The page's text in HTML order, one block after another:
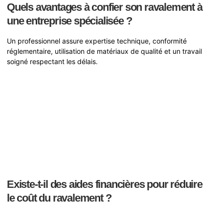
Quels avantages à confier son ravalement à
une entreprise spécialisée ?
Un professionnel assure expertise technique, conformité
réglementaire, utilisation de matériaux de qualité et un travail
soigné respectant les délais.
Existe-t-il des aides financières pour réduire
le coût du ravalement ?